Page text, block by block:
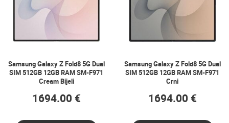
Samsung Galaxy Z Fold8 5G Dual
SIM 512GB 12GB RAM SM-F971
Cream Bijeli
1694.00 €
Samsung Galaxy Z Fold8 5G Dual
SIM 512GB 12GB RAM SM-F971
Crni
1694.00 €